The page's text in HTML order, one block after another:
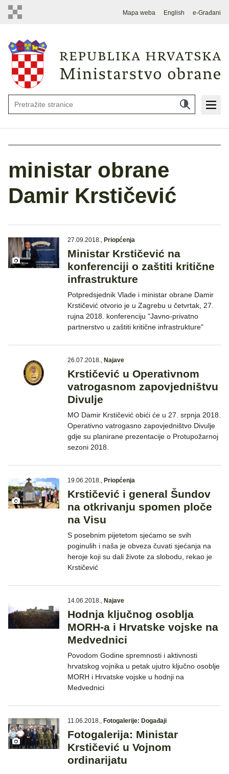
Mapa weba English e-Građani
ministar obrane
Damir Krstičević
27.09.2018., Priopćenja
Ministar Krstičević na
konferenciji o zaštiti kritične
infrastrukture
Potpredsjednik Vlade i ministar obrane Damir
Krstičević otvorio je u Zagrebu u četvrtak, 27.
rujna 2018. konferenciju "Javno-privatno
partnerstvo u zaštiti kritične infrastrukture"
26.07.2018., Najave
Krstičević u Operativnom
vatrogasnom zapovjedništvu
Divulje
MO Damir Krstičević obići će u 27. srpnja 2018.
Operativno vatrogasno zapovjedništvo Divulje
gdje su planirane prezentacije o Protupožarnoj
sezoni 2018.
19.06.2018., Priopćenja
Krstičević i general Šundov
na otkrivanju spomen ploče
na Visu
S posebnim pijetetom sjećamo se svih
poginulih i naša je obveza čuvati sjećanja na
heroje koji su dali živote za slobodu, rekao je
Krstičević
14.06.2018., Najave
Hodnja ključnog osoblja
MORH-a i Hrvatske vojske na
Medvednici
Povodom Godine spremnosti i aktivnosti
hrvatskog vojnika u petak ujutro ključno osoblje
MORH i Hrvatske vojske u hodnji na
Medvednici
11.06.2018., Fotogalerije: Događaji
Fotogalerija: Ministar
Krstičević u Vojnom
ordinarijatu